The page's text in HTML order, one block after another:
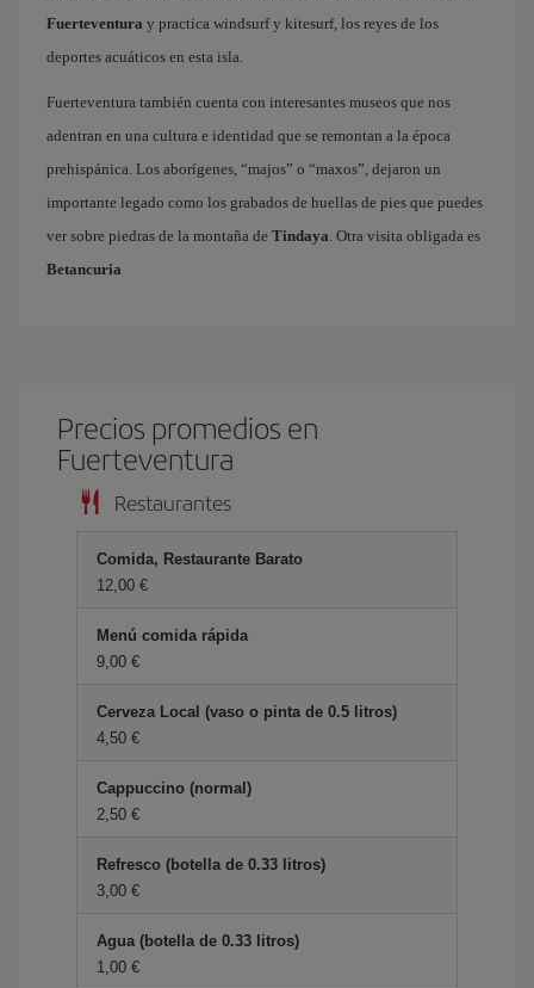
Fuerteventura y practica windsurf y kitesurf, los reyes de los
deportes acuáticos en esta isla.
Fuerteventura también cuenta con interesantes museos que nos
adentran en una cultura e identidad que se remontan a la época
prehispánica. Los aborígenes, “majos” o “maxos”, dejaron un
importante legado como los grabados de huellas de pies que puedes
ver sobre piedras de la montaña de Tindaya. Otra visita obligada es
Betancuria
Precios promedios en
Fuerteventura
Restaurantes
Comida, Restaurante Barato
12,00 €
Menú comida rápida
9,00 €
Cerveza Local (vaso o pinta de 0.5 litros)
4,50 €
Cappuccino (normal)
2,50 €
Refresco (botella de 0.33 litros)
3,00 €
Agua (botella de 0.33 litros)
1,00 €